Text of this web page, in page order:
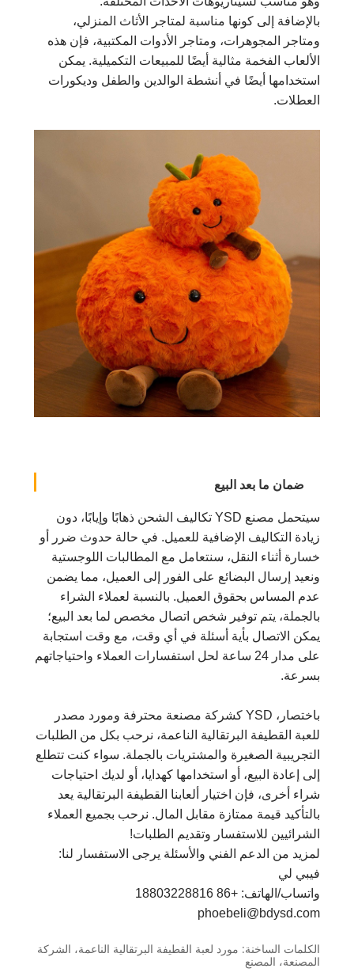
بالإضافة إلى كونها مناسبة لمتاجر الأثاث المنزلي،
ومتاجر المجوهرات، ومتاجر الأدوات المكتبية، فإن هذه
الألعاب الفخمة مثالية أيضًا للمبيعات التكميلية. يمكن
استخدامها أيضًا في أنشطة الوالدين والطفل وديكورات
العطلات.
ضمان ما بعد البيع
سيتحمل مصنع YSD تكاليف الشحن ذهابًا وإيابًا، دون
زيادة التكاليف الإضافية للعميل. في حالة حدوث ضرر أو
خسارة أثناء النقل، سنتعامل مع المطالبات اللوجستية
ونعيد إرسال البضائع على الفور إلى العميل، مما يضمن
عدم المساس بحقوق العميل. بالنسبة لعملاء الشراء
بالجملة، يتم توفير شخص اتصال مخصص لما بعد البيع؛
يمكن الاتصال بأية أسئلة في أي وقت، مع وقت استجابة
على مدار 24 ساعة لحل استفسارات العملاء واحتياجاتهم
بسرعة.
باختصار، YSD كشركة مصنعة محترفة ومورد مصدر
للعبة القطيفة البرتقالية الناعمة، نرحب بكل من الطلبات
التجريبية الصغيرة والمشتريات بالجملة. سواء كنت تتطلع
إلى إعادة البيع، أو استخدامها كهدايا، أو لديك احتياجات
شراء أخرى، فإن اختيار ألعابنا القطيفة البرتقالية يعد
بالتأكيد قيمة ممتازة مقابل المال. نرحب بجميع العملاء
الشرائيين للاستفسار وتقديم الطلبات!
لمزيد من الدعم الفني والأسئلة يرجى الاستفسار لنا:
فيبي لي
واتساب/الهاتف: +86 18803228816
phoebeli@bdysd.com
الكلمات الساخنة: مورد لعبة القطيفة البرتقالية الناعمة، الشركة
المصنعة، المصنع